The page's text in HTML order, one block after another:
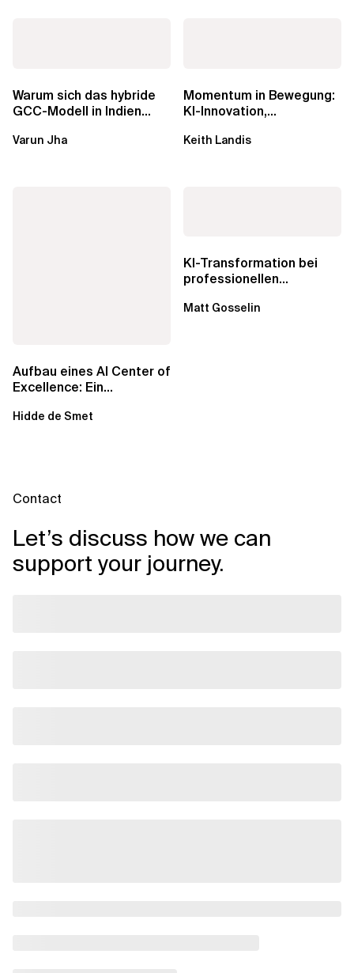
Warum sich das hybride
GCC-Modell in Indien
Unternehmen den...
Varun Jha
Momentum in Bewegung:
KI-Innovation,
Macht der...
Keith Landis
Aufbau eines AI Center of
Excellence: Ein
für...
Hidde de Smet
KI-Transformation bei
professionellen
Matt Gosselin
Contact
Let’s discuss how we can
support your journey.